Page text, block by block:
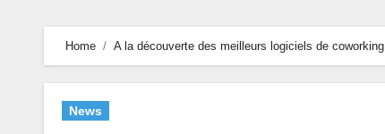
Home A la découverte des meilleurs logiciels de coworking
News